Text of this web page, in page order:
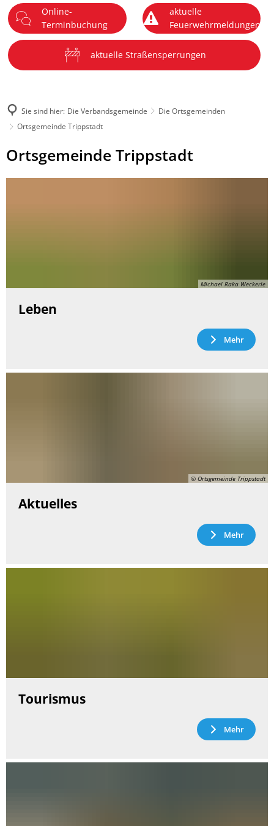
Menü
Online-
Terminbuchung
aktuelle
Feuerwehrmeldungen
aktuelle Straßensperrungen
Sie sind hier: Die Verbandsgemeinde
Die Ortsgemeinden
Ortsgemeinde Trippstadt
Ortsgemeinde
Trippstadt
Ortsgemeinde Trippstadt
Michael Raka Weckerle
Leben
Mehr
© Ortsgemeinde Trippstadt
Aktuelles
Mehr
Tourismus
Mehr